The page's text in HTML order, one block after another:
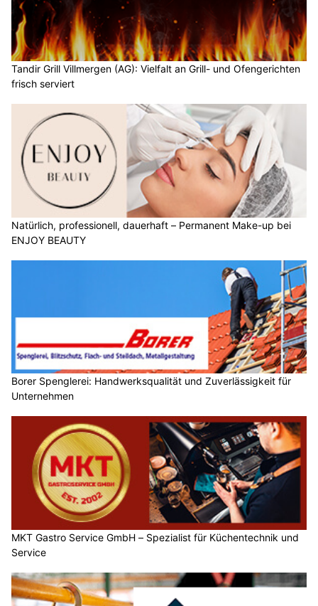
Tandir Grill Villmergen (AG): Vielfalt an Grill- und Ofengerichten
frisch serviert
Natürlich, professionell, dauerhaft – Permanent Make-up bei
ENJOY BEAUTY
Borer Spenglerei: Handwerksqualität und Zuverlässigkeit für
Unternehmen
MKT Gastro Service GmbH – Spezialist für Küchentechnik und
Service